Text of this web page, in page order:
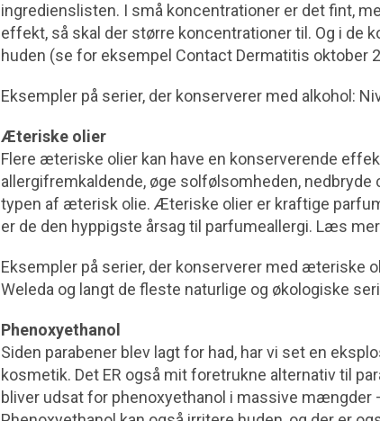
ingredienslisten. I små koncentrationer er det fint,
effekt, så skal der større koncentrationer til. Og i de
huden (se for eksempel Contact Dermatitis oktober
Eksempler på serier, der konserverer med alkohol:
Æteriske olier
Flere æteriske olier kan have en konserverende
allergifremkaldende, øge solfølsomheden,
typen af æterisk olie. Æteriske olier er kraftige
er de den hyppigste årsag til parfumeallergi. Læs
Eksempler på serier, der konserverer med æteriske
Weleda og langt de fleste naturlige og økologiske
Phenoxyethanol
Siden parabener blev lagt for had, har vi set en
kosmetik. Det ER også mit foretrukne alternativ til
bliver udsat for phenoxyethanol i massive